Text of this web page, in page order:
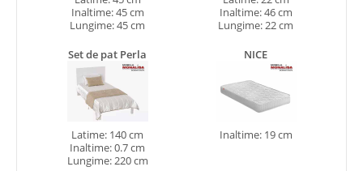
Inaltime: 45 cm
Lungime: 45 cm
Inaltime: 46 cm
Lungime: 22 cm
Set de pat Perla
Latime: 140 cm
Inaltime: 0.7 cm
Lungime: 220 cm
NICE
Inaltime: 19 cm